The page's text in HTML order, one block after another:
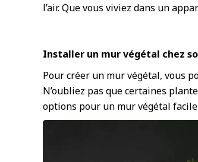
l’air. Que vous viviez dans un
Installer un mur végétal chez
Pour créer un mur végétal, vous
N’oubliez pas que certaines
options pour un mur végétal facile